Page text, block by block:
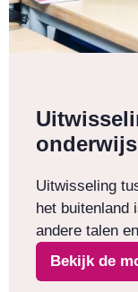
onderwijs
Uitwisseling
het buitenland
andere talen
Bekijk de